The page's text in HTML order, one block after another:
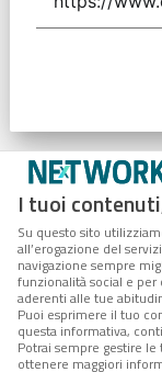
I tuoi
Su questo sito
all’erogazione del
navigazione sempre
funzionalità social e
aderenti alle tue
Puoi esprimere il tuo
questa informativa,
Potrai sempre gestire le
ottenere maggiori